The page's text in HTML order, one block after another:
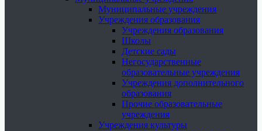
Муниципальные учреждения
Учреждения образования
Учреждения образования
Школы
Детские сады
Негосударственные
образовательные учреждения
Учреждения дополнительного
образования
Прочие образовательные
учреждения
Учреждения культуры